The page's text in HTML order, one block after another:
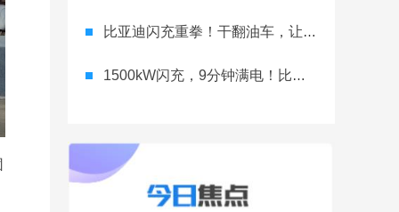
比亚迪闪充重拳！干翻油车，让行业再无退路
1500kW闪充，9分钟满电！比亚迪真敢卷